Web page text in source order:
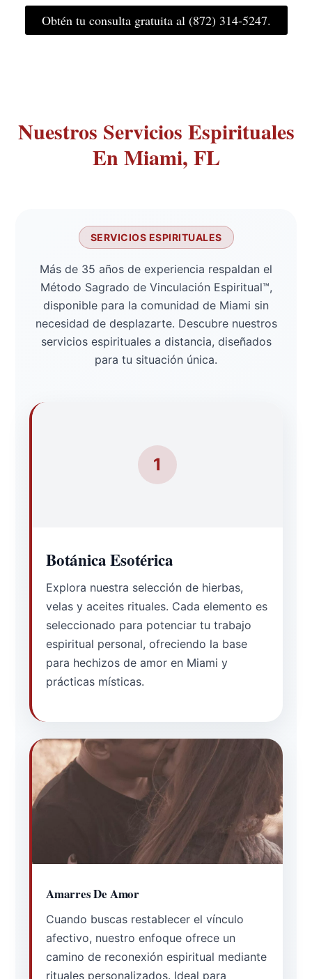
Obtén tu consulta gratuita al (872) 314-5247.
Nuestros Servicios Espirituales
En Miami, FL
SERVICIOS ESPIRITUALES
Más de 35 años de experiencia respaldan el
Método Sagrado de Vinculación Espiritual™,
disponible para la comunidad de Miami sin
necesidad de desplazarte. Descubre nuestros
servicios espirituales a distancia, diseñados
para tu situación única.
1
Botánica Esotérica
Explora nuestra selección de hierbas,
velas y aceites rituales. Cada elemento es
seleccionado para potenciar tu trabajo
espiritual personal, ofreciendo la base
para hechizos de amor en Miami y
prácticas místicas.
Amarres De Amor
Cuando buscas restablecer el vínculo
afectivo, nuestro enfoque ofrece un
camino de reconexión espiritual mediante
rituales personalizados. Ideal para